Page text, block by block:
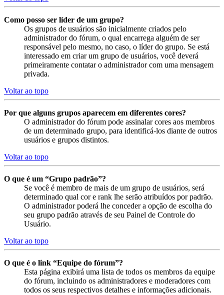
Como posso ser líder de um grupo?
Os grupos de usuários são inicialmente criados pelo
administrador do fórum, o qual encarrega alguém de ser
responsável pelo mesmo, no caso, o líder do grupo. Se está
interessado em criar um grupo de usuários, você deverá
primeiramente contatar o administrador com uma mensagem
privada.
Voltar ao topo
Por que alguns grupos aparecem em diferentes cores?
O administrador do fórum pode assinalar cores aos membros
de um determinado grupo, para identificá-los diante de outros
usuários e grupos distintos.
Voltar ao topo
O que é um “Grupo padrão”?
Se você é membro de mais de um grupo de usuários, será
determinado qual cor e rank lhe serão atribuídos por padrão.
O administrador poderá lhe conceder a opção de escolha do
seu grupo padrão através de seu Painel de Controle do
Usuário.
Voltar ao topo
O que é o link “Equipe do fórum”?
Esta página exibirá uma lista de todos os membros da equipe
do fórum, incluindo os administradores e moderadores com
todos os seus respectivos detalhes e informações adicionais.